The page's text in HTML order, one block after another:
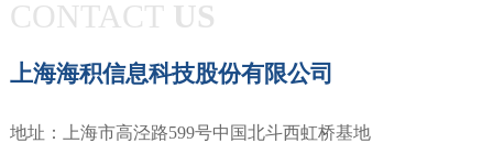
CONTACT US
上海海积信息科技股份有限公司
地址：上海市高泾路599号中国北斗西虹桥基地